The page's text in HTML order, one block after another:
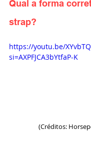
Qual a forma
strap?
https://youtu.be/
si=AXPFJCA3bYtfaP-K
(Créditos: